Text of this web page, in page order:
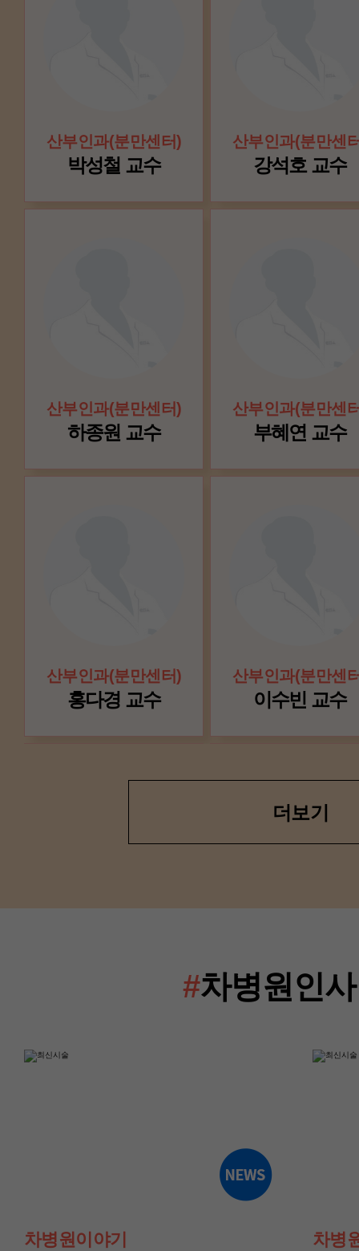
산부인과(분만센터)
박성철 교수
산부인과(분만센
강석호 교수
산부인과(분만센터)
하종원 교수
산부인과(분만센
부혜연 교수
산부인과(분만센터)
홍다경 교수
산부인과(분만센
이수빈 교수
류혜진 교수
윤혜경 교수 이현지 교수
더보기
#차병원인
차병원이야기 차병